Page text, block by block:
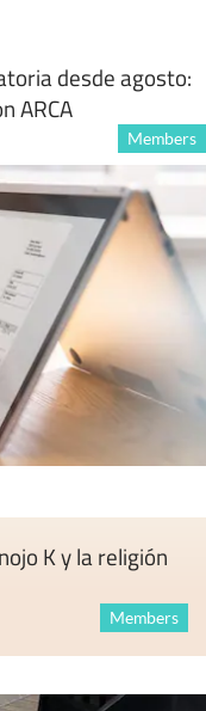
desde agosto:
ARCA
Members
K y la religión
Members